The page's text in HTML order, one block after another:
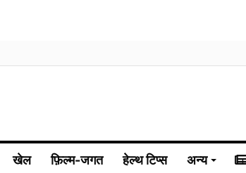
खेल फ़िल्म-जगत हेल्थ टिप्स अन्य